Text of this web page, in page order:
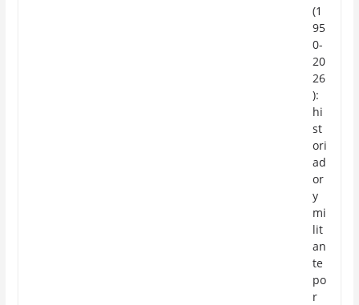
(1
95
0-
20
26
):
hi
st
ori
ad
or
y
mi
lit
an
te
po
r